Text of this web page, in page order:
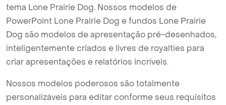
tema Lone Prairie Dog. Nossos modelos de
PowerPoint Lone Prairie Dog e fundos Lone Prairie
Dog são modelos de apresentação pré-desenhados,
inteligentemente criados e livres de royalties para
criar apresentações e relatórios incríveis.
Nossos modelos poderosos são totalmente
personalizáveis para editar conforme seus requisitos